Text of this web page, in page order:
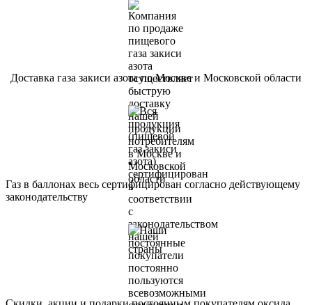
Доставка газа закиси азота по Москве и Московской области
Газ в баллонах весь сертифицирован согласно действующему
законодательству